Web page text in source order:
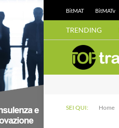
BitMAT BitMATv
TRENDING
SEI QUI: Home